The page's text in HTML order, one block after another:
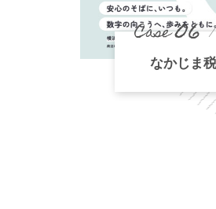
Case06
なかじま